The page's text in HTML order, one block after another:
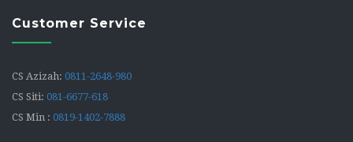
Customer Service
CS Azizah: 0811-2648-980
CS Siti: 081-6677-618
CS Min : 0819-1402-7888